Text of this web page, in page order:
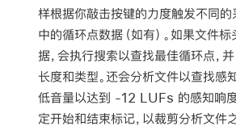
样根据你敲击按键的力度触发不同的
中的循环点数据（如有）。如果文件
据，会执行搜索以查找最佳循环点，
长度和类型。还会分析文件以查找感
低音量以达到 -12 LUFs 的感知响
定开始和结束标记，以裁剪分析文件